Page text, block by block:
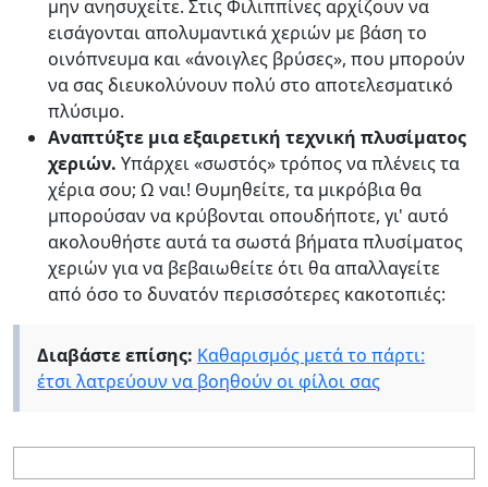
μην ανησυχείτε. Στις Φιλιππίνες αρχίζουν να
εισάγονται απολυμαντικά χεριών με βάση το
οινόπνευμα και «άνοιγλες βρύσες», που μπορούν
να σας διευκολύνουν πολύ στο αποτελεσματικό
πλύσιμο.
Αναπτύξτε μια εξαιρετική τεχνική πλυσίματος
χεριών. Υπάρχει «σωστός» τρόπος να πλένεις τα
χέρια σου; Ω ναι! Θυμηθείτε, τα μικρόβια θα
μπορούσαν να κρύβονται οπουδήποτε, γι' αυτό
ακολουθήστε αυτά τα σωστά βήματα πλυσίματος
χεριών για να βεβαιωθείτε ότι θα απαλλαγείτε
από όσο το δυνατόν περισσότερες κακοτοπιές:
Διαβάστε επίσης: Καθαρισμός μετά το πάρτι:
έτσι λατρεύουν να βοηθούν οι φίλοι σας